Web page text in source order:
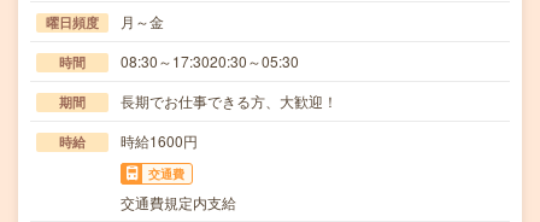
曜日頻度 月～金
時間 08:30～17:3020:30～05:30
期間 長期でお仕事できる方、大歓迎！
時給 時給1600円
交通費
交通費規定内支給